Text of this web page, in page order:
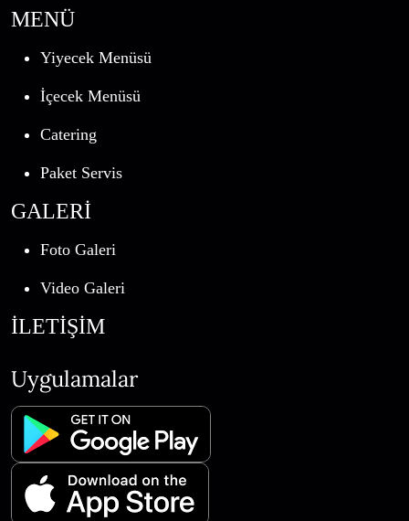
MENÜ
Yiyecek Menüsü
İçecek Menüsü
Catering
Paket Servis
GALERİ
Foto Galeri
Video Galeri
İLETİŞİM
Uygulamalar